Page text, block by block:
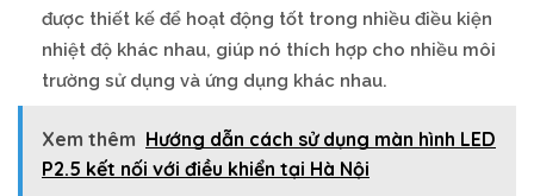
được thiết kế để hoạt động tốt trong nhiều điều kiện
nhiệt độ khác nhau, giúp nó thích hợp cho nhiều môi
trường sử dụng và ứng dụng khác nhau.
Xem thêm Hướng dẫn cách sử dụng màn hình LED
P2.5 kết nối với điều khiển tại Hà Nội